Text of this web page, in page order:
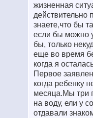
жизненная
действительно
знаете,что бы
если бы можно
бы, только
еще во время
когда я
Первое
когда ребенку
месяца.Мы три
на воду, ели у
отдавали